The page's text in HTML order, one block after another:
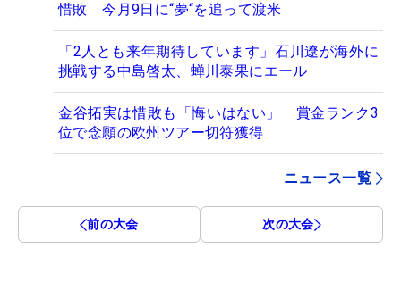
惜敗 今月9日に“夢“を追って渡米
「2人とも来年期待しています」石川遼が海外に
挑戦する中島啓太、蝉川泰果にエール
金谷拓実は惜敗も「悔いはない」 賞金ランク3
位で念願の欧州ツアー切符獲得
ニュース一覧
前の大会 次の大会